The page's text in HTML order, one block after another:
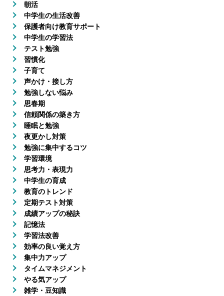
朝活
中学生の生活改善
保護者向け教育サポート
中学生の学習法
テスト勉強
習慣化
子育て
声かけ・接し方
勉強しない悩み
思春期
信頼関係の築き方
睡眠と勉強
夜更かし対策
勉強に集中するコツ
学習環境
思考力・表現力
中学生の育成
教育のトレンド
定期テスト対策
成績アップの秘訣
記憶法
学習法改善
効率の良い覚え方
集中力アップ
タイムマネジメント
やる気アップ
雑学・豆知識